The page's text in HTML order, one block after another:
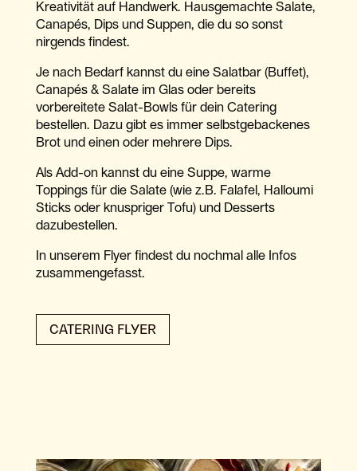
Kreativität auf Handwerk. Hausgemachte Salate,
Canapés, Dips und Suppen, die du so sonst
nirgends findest.
Je nach Bedarf kannst du eine Salatbar (Buffet),
Canapés & Salate im Glas oder bereits
vorbereitete Salat-Bowls für dein Catering
bestellen. Dazu gibt es immer selbstgebackenes
Brot und einen oder mehrere Dips.
Als Add-on kannst du eine Suppe, warme
Toppings für die Salate (wie z.B. Falafel, Halloumi
Sticks oder knuspriger Tofu) und Desserts
dazubestellen.
In unserem Flyer findest du nochmal alle Infos
zusammengefasst.
CATERING FLYER